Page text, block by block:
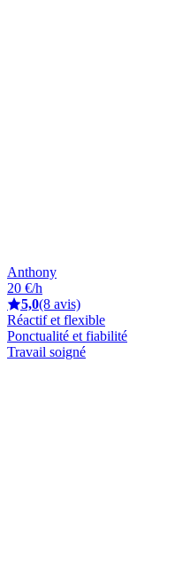
Anthony
20 €/h
5,0(8 avis)
Réactif et flexible
Ponctualité et fiabilité
Travail soigné